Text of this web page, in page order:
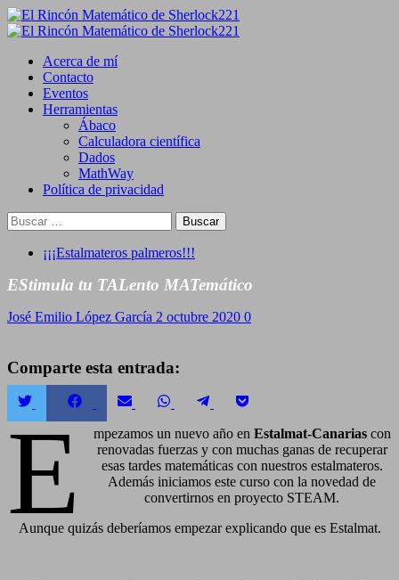
Saltar
al
Primary
Acerca de mí
Contacto
Eventos
Herramientas
Ábaco
Calculadora científica
Dados
MathWay
Política de privacidad
Buscar:
¡¡¡Estalmateros palmeros!!!
EStimula tu TALento MATemático
José Emilio López García 2 octubre 2020 0
Comparte esta entrada:
Compartir
Twitter
Compartir
Facebook
Compartir
Email
Compartir
WhatsApp
Compartir
TelegramPocket
E mpezamos un nuevo año en Estalmat-Canarias con
renovadas fuerzas y con muchas ganas de recuperar
esas tardes matemáticas con nuestros estalmateros.
Además iniciamos este curso con la novedad de
convertirnos en proyecto STEAM.
Aunque quizás deberíamos empezar explicando que es Estalmat.